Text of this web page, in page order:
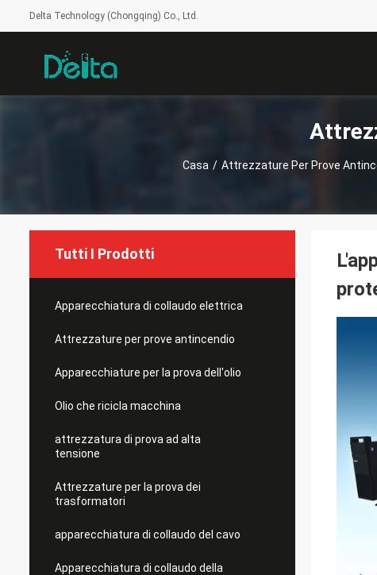
Delta Technology (Chongqing) Co., Ltd.
Casa / Attrezzature Per Prove
Tutti I Prodotti
Apparecchiatura di collaudo elettrica
Attrezzature per prove antincendio
Apparecchiature per la prova dell'olio
Olio che ricicla macchina
attrezzatura di prova ad alta
tensione
Attrezzature per la prova dei
trasformatori
apparecchiatura di collaudo del cavo
Apparecchiatura di collaudo della